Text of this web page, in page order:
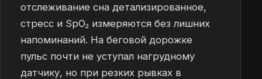
отслеживание сна детализированное,
стресс и SpO₂ измеряются без лишних
напоминаний. На беговой дорожке
пульс почти не уступал нагрудному
датчику, но при резких рывках в